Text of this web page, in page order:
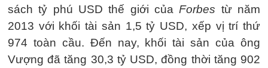
sách tỷ phú USD thế giới củaForbes từ năm
2013 với khối tài sản 1,5 tỷ USD, xếp vị trí thứ
974 toàn cầu. Đến nay, khối tài sản của ông
Vượng đã tăng 30,3 tỷ USD, đồng thời tăng 902